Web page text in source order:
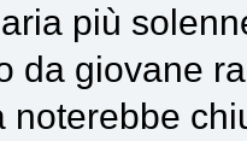
più
da giovane
noterebbe